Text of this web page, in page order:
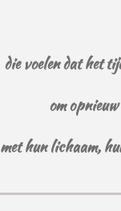
die voelen dat het
om
met hun lichaam,